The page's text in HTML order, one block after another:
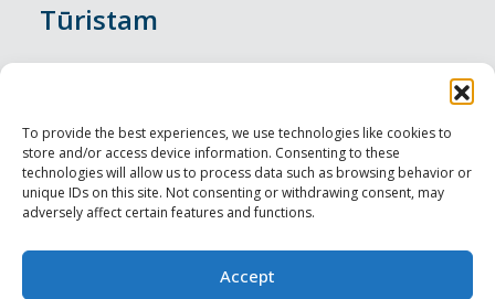
To provide the best experiences, we use technologies like cookies to
store and/or access device information. Consenting to these
technologies will allow us to process data such as browsing behavior or
unique IDs on this site. Not consenting or withdrawing consent, may
adversely affect certain features and functions.
Accept
Tūristam
Nakšņošana
Vietas maltītei
Apskates objekti